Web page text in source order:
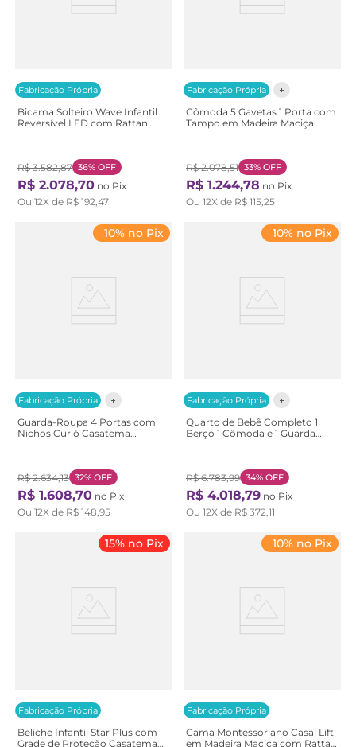
Fabricação Própria
Bicama Solteiro Wave Infantil
Reversível LED com Rattan
Natural/Branco
R$ 3.582,87 36% OFF
R$ 2.078,70 no Pix
Ou 12X de R$ 192,47
Fabricação Própria
Cômoda 5 Gavetas 1 Porta com
Tampo em Madeira Maciça
R$ 2.078,51 33% OFF
R$ 1.244,78 no Pix
Ou 12X de R$ 115,25
Fabricação Própria
10% no Pix
Guarda-Roupa 4 Portas com
Nichos Curió Casatema
R$ 2.634,13 32% OFF
R$ 1.608,70 no Pix
Ou 12X de R$ 148,95
Fabricação Própria
10% no Pix
Quarto de Bebê Completo 1
Berço 1 Cômoda e 1 Guarda
OffWhite/Mel
R$ 6.783,99 34% OFF
R$ 4.018,79 no Pix
Ou 12X de R$ 372,11
Fabricação Própria
15% no Pix
Beliche Infantil Star Plus com
Grade de Proteção Casatema
Fabricação Própria
10% no Pix
Cama Montessoriano Casal Lift
em Madeira Maciça com Rattan